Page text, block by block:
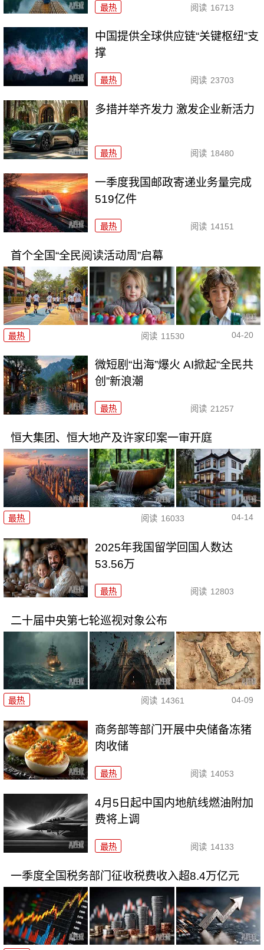
最热 阅读 16713
中国提供全球供应链“关键枢纽”支
撑
最热 阅读 23703
多措并举齐发力 激发企业新活力
最热 阅读 18480
一季度我国邮政寄递业务量完成
519亿件
最热 阅读 14151
首个全国“全民阅读活动周”启幕
最热 阅读 11530 04-20
微短剧“出海”爆火 AI掀起“全民共
创”新浪潮
最热 阅读 21257
恒大集团、恒大地产及许家印案一审开庭
最热 阅读 16033 04-14
2025年我国留学回国人数达
53.56万
最热 阅读 12803
二十届中央第七轮巡视对象公布
最热 阅读 14361 04-09
商务部等部门开展中央储备冻猪
肉收储
最热 阅读 14053
4月5日起中国内地航线燃油附加
费将上调
最热 阅读 14133
一季度全国税务部门征收税费收入超8.4万亿元